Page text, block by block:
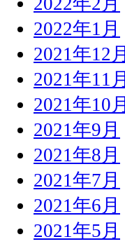
2022年1月
2021年12月
2021年11月
2021年10月
2021年9月
2021年8月
2021年7月
2021年6月
2021年5月